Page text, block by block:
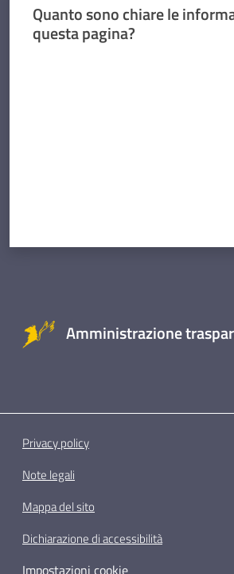
Quanto sono chiare le
questa pagina?
Amministrazione
Privacy policy
Note legali
Mappa del sito
Dichiarazione di accessibilità
Impostazioni cookie